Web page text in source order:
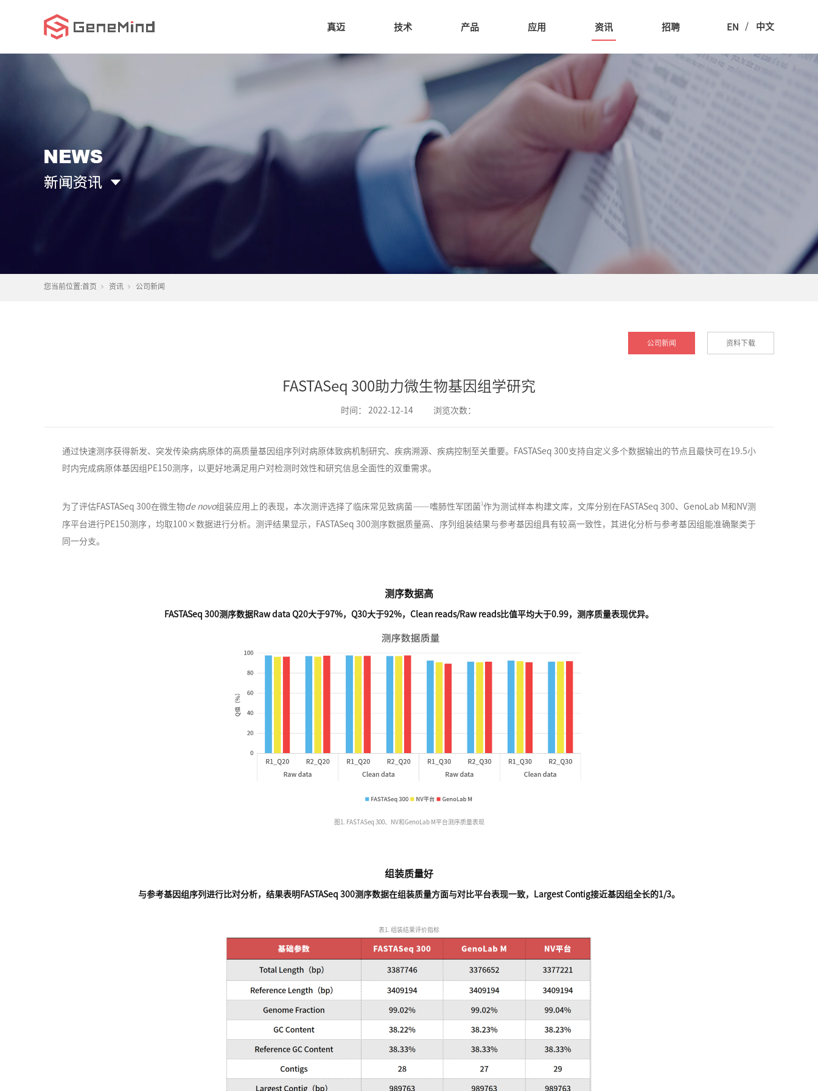
真迈 技术 产品 应用 资讯 招聘 EN / 中文
您当前位置:首页 资讯 公司新闻
公司新闻 资料下载
FASTASeq 300助力微生物基因组学研究
时间： 2022-12-14 浏览次数：
通过快速测序获得新发、突发传染病病原体的高质量基因组序列对病原体致病机制研究、疾病溯源、疾病控制至关重要。FASTASeq 300支持自定义多个数据输出的节点且最快可在19.5小
时内完成病原体基因组PE150测序，以更好地满足用户对检测时效性和研究信息全面性的双重需求。
为了评估FASTASeq 300在微生物de novo组装应用上的表现，本次测评选择了临床常见致病菌——嗜肺性军团 菌1作为测试样本构建文库，文库分别在FASTASeq 300、GenoLab M和NV测
序平台进行PE150测序，均取100×数据进行分析。测评结果显示，FASTASeq 300测序数据质量高、序列组装结果与参考基因组具有较高一致性，其进化分析与参考基因组能准确聚类于
同一分支。
测序数据高
FASTASeq 300测序数据Raw data Q20大于97%，Q30大于92%，Clean reads/Raw reads比值平均大于0.99，测序质量表现优异。
图1. FASTASeq 300、NV和GenoLab M平台测序质量表现
组装质量好
与参考基因组序列进行比对分析，结果表明FASTASeq 300测序数据在组装质量方面与对比平台表现一致，Largest Contig接近基因组全长的1/3。
表1. 组装结果评价指标